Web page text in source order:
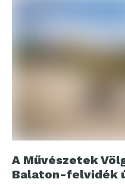
A Művészetek
Balaton-felvidék